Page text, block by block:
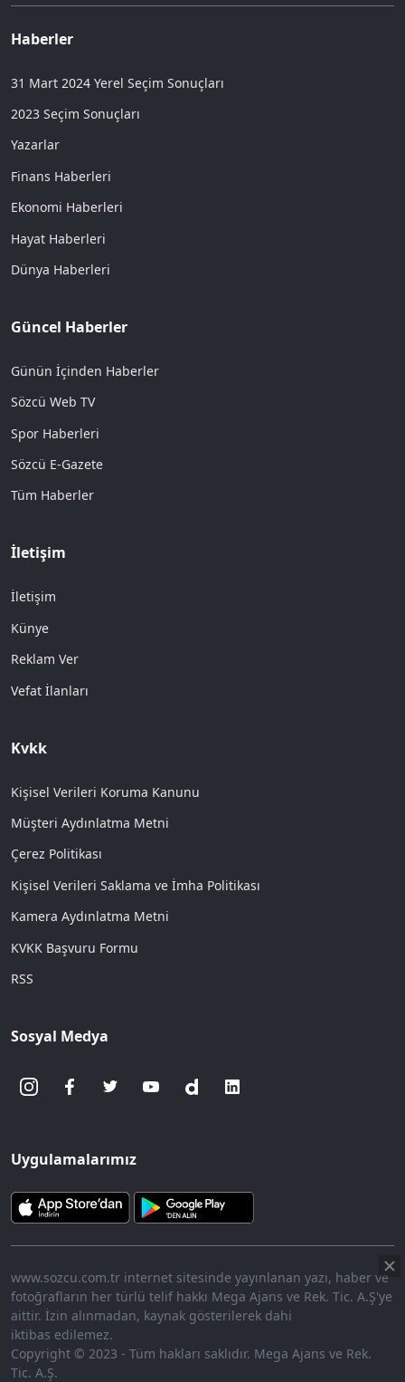
Haberler
31 Mart 2024 Yerel Seçim Sonuçları
2023 Seçim Sonuçları
Yazarlar
Finans Haberleri
Ekonomi Haberleri
Hayat Haberleri
Dünya Haberleri
Güncel Haberler
Günün İçinden Haberler
Sözcü Web TV
Spor Haberleri
Sözcü E-Gazete
Tüm Haberler
İletişim
İletişim
Künye
Reklam Ver
Vefat İlanları
Kvkk
Kişisel Verileri Koruma Kanunu
Müşteri Aydınlatma Metni
Çerez Politikası
Kişisel Verileri Saklama ve İmha Politikası
Kamera Aydınlatma Metni
KVKK Başvuru Formu
RSS
Sosyal Medya
Uygulamalarımız
www.sozcu.com.tr internet sitesinde yayınlanan yazı, haber ve
fotoğrafların her türlü telif hakkı Mega Ajans ve Rek. Tic. A.Ş'ye
aittir. İzin alınmadan, kaynak gösterilerek dahi
iktibas edilemez.
Copyright © 2023 - Tüm hakları saklıdır. Mega Ajans ve Rek.
Tic. A.Ş.